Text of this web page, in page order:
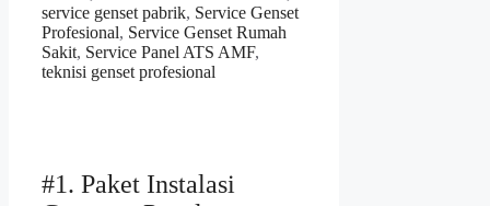
service genset pabrik, Service Genset
Profesional, Service Genset Rumah
Sakit, Service Panel ATS AMF,
teknisi genset profesional
#1. Paket Instalasi